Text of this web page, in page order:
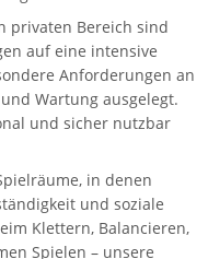
privaten Bereich sind
auf eine intensive
Anforderungen an
Wartung ausgelegt.
und sicher nutzbar
in denen
und soziale
Klettern, Balancieren,
Spielen – unsere